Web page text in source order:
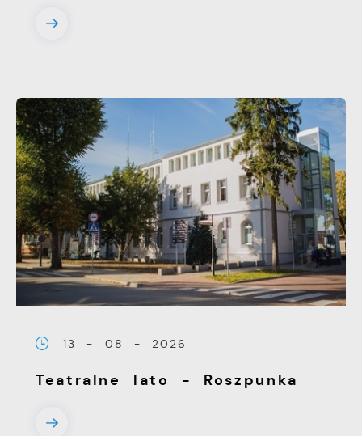
13 - 08 - 2026
Teatralne lato - Roszpunka